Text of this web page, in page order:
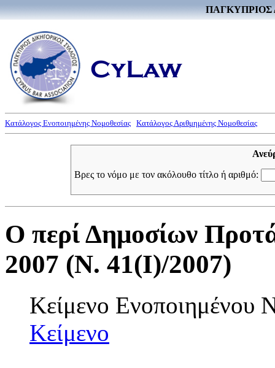
ΠΑΓΚΥΠΡΙΟΣ
Κατάλογος Ενοποιημένης Νομοθεσίας Κατάλογος Αριθμημένης Νομοθεσίας
Βρες το νόμο με τον ακόλουθο τίτλο ή αριθμό:
Ο περί Δημοσίων
2007 (Ν. 41(I)/2007)
Κείμενο
Κείμενο